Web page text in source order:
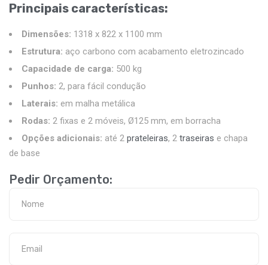
Principais características:
Dimensões: 1318 x 822 x 1100 mm
Estrutura: aço carbono com acabamento eletrozincado
Capacidade de carga: 500 kg
Punhos: 2, para fácil condução
Laterais: em malha metálica
Rodas: 2 fixas e 2 móveis, Ø125 mm, em borracha
Opções adicionais: até 2 prateleiras, 2 traseiras e chapa
de base
Pedir Orçamento: